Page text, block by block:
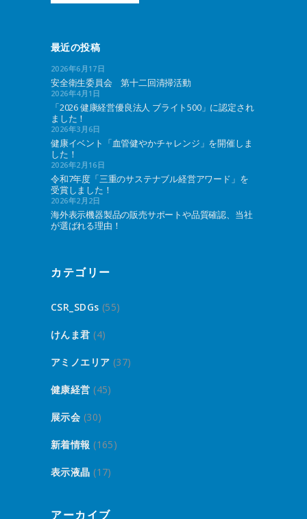
最近の投稿
2026年6月17日
安全衛生委員会 第十二回清掃活動
2026年4月1日
「2026 健康経営優良法人 ブライト500」に認定され
ました！
2026年3月6日
健康イベント「血管健やかチャレンジ」を開催しま
した！
2026年2月16日
令和7年度「三重のサステナブル経営アワード」を
受賞しました！
2026年2月2日
海外表示機器製品の販売サポートや品質確認、当社
が選ばれる理由！
カテゴリー
CSR_SDGs (55)
けんま君 (4)
アミノエリア (37)
健康経営 (45)
展示会 (30)
新着情報 (165)
表示液晶 (17)
アーカイブ